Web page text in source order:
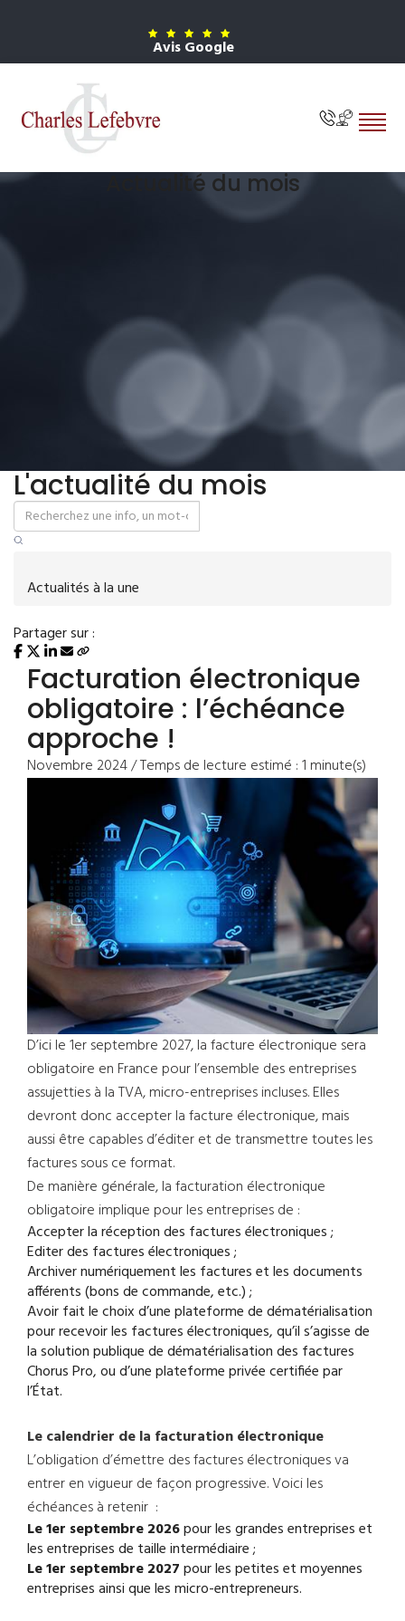
Avis Google
Actualité du mois
L'actualité du mois
Actualités à la une
Partager sur :
Facturation électronique
obligatoire : l’échéance
approche !
Novembre 2024 / Temps de lecture estimé : 1 minute(s)
D’ici le 1er septembre 2027, la facture électronique sera
obligatoire en France pour l’ensemble des entreprises
assujetties à la TVA, micro-entreprises incluses. Elles
devront donc accepter la facture électronique, mais
aussi être capables d’éditer et de transmettre toutes les
factures sous ce format.
De manière générale, la facturation électronique
obligatoire implique pour les entreprises de :
Accepter la réception des factures électroniques ;
Editer des factures électroniques ;
Archiver numériquement les factures et les documents
afférents (bons de commande, etc.) ;
Avoir fait le choix d’une plateforme de dématérialisation
pour recevoir les factures électroniques, qu’il s’agisse de
la solution publique de dématérialisation des factures
Chorus Pro, ou d’une plateforme privée certifiée par
l’État.
Le calendrier de la facturation électronique
L’obligation d’émettre des factures électroniques va
entrer en vigueur de façon progressive. Voici les
échéances à retenir :
Le 1er septembre 2026pour les grandes entreprises et
les entreprises de taille intermédiaire ;
Le 1er septembre 2027pour les petites et moyennes
entreprises ainsi que les micro-entrepreneurs.